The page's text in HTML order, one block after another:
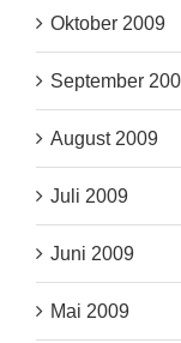
Oktober 2009
September
August 2009
Juli 2009
Juni 2009
Mai 2009